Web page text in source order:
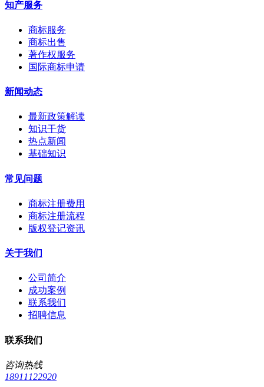
知产服务
商标服务
商标出售
著作权服务
国际商标申请
新闻动态
最新政策解读
知识干货
热点新闻
基础知识
常见问题
商标注册费用
商标注册流程
版权登记资讯
关于我们
公司简介
成功案例
联系我们
招聘信息
联系我们
咨询热线
18911122920